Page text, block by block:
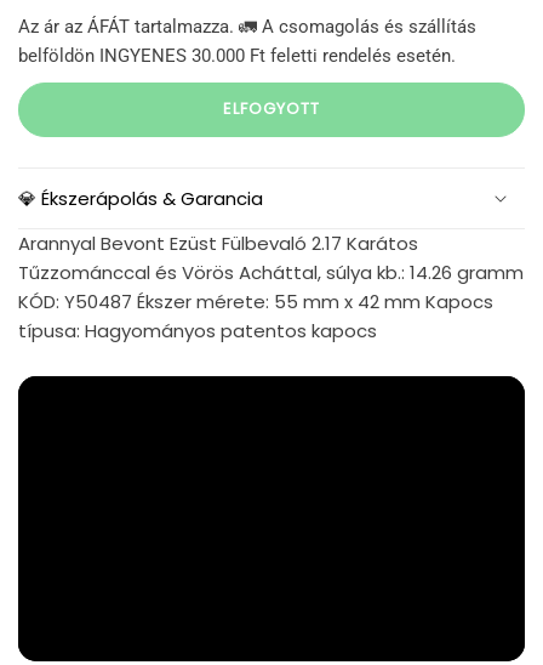
Az ár az ÁFÁT tartalmazza. 🚛 A csomagolás és szállítás
belföldön INGYENES 30.000 Ft feletti rendelés esetén.
ELFOGYOTT
💎 Ékszerápolás & Garancia
Arannyal Bevont Ezüst Fülbevaló 2.17 Karátos
Tűzzománccal és Vörös Acháttal, súlya kb.: 14.26 gramm
KÓD: Y50487 Ékszer mérete: 55 mm x 42 mm Kapocs
típusa: Hagyományos patentos kapocs